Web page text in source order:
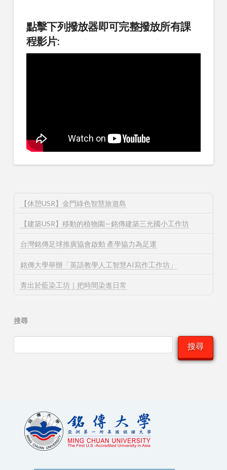
點擊下列撥放器即可完整撥放所有課
程影片:
【休憩USR】金門綠色智慧旅遊島
【建築USR】移動的植物園—銘傳建築三光國小工作坊
台灣銘傳足球推廣協會啟動 產學協力為足運
銘傳大學舉辦「英語教學人工智慧AI寫作工作坊」
青出於藍染工坊｜把時間染進日常
搜尋
搜尋